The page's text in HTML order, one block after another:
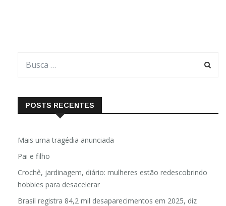
POSTS RECENTES
Mais uma tragédia anunciada
Pai e filho
Crochê, jardinagem, diário: mulheres estão redescobrindo
hobbies para desacelerar
Brasil registra 84,2 mil desaparecimentos em 2025, diz